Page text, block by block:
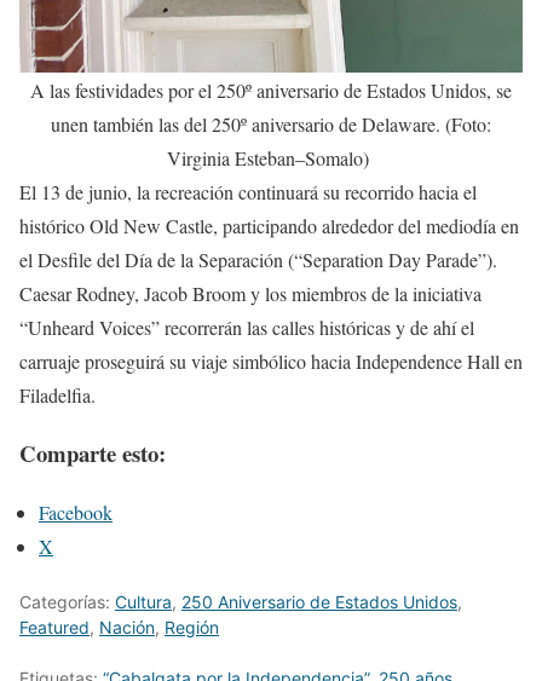
A las festividades por el 250º aniversario de Estados Unidos, se
unen también las del 250º aniversario de Delaware. (Foto:
Virginia Esteban–Somalo)
El 13 de junio, la recreación continuará su recorrido hacia el
histórico Old New Castle, participando alrededor del mediodía en
el Desfile del Día de la Separación (“Separation Day Parade”).
Caesar Rodney, Jacob Broom y los miembros de la iniciativa
“Unheard Voices” recorrerán las calles históricas y de ahí el
carruaje proseguirá su viaje simbólico hacia Independence Hall en
Filadelfia.
Comparte esto:
Facebook
X
Categorías: Cultura, 250 Aniversario de Estados Unidos,
Featured, Nación, Región